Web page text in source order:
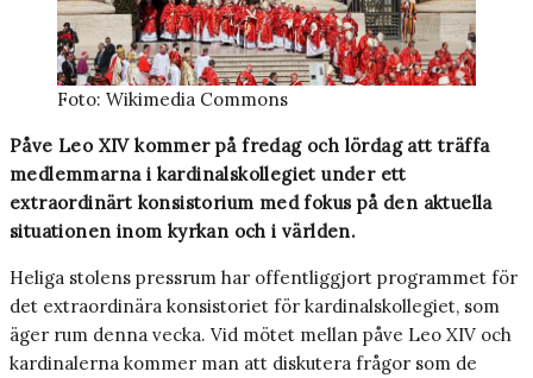
Foto: Wikimedia Commons
Påve Leo XIV kommer på fredag och lördag att träffa
medlemmarna i kardinalskollegiet under ett
extraordinärt konsistorium med fokus på den aktuella
situationen inom kyrkan och i världen.
Heliga stolens pressrum har offentliggjort programmet för
det extraordinära konsistoriet för kardinalskollegiet, som
äger rum denna vecka. Vid mötet mellan påve Leo XIV och
kardinalerna kommer man att diskutera frågor som de